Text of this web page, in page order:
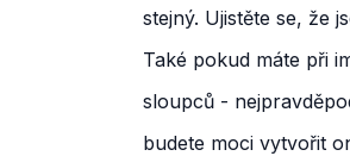
stejný. Ujistěte se, že
Také pokud máte při
sloupců -
budete moci vytvořit